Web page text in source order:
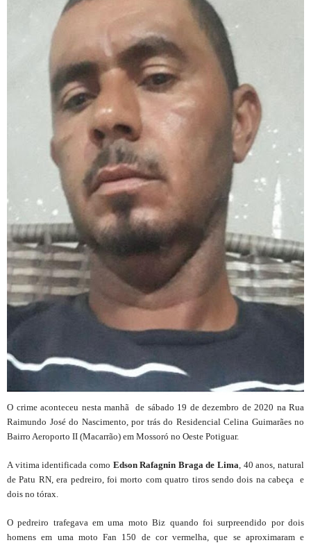
O crime aconteceu nesta manhã de sábado 19 de dezembro de 2020 na Rua
Raimundo José do Nascimento, por trás do Residencial Celina Guimarães no
Bairro Aeroporto II (Macarrão) em Mossoró no Oeste Potiguar.
A vitima identificada como Edson Rafagnin Braga de Lima , 40 anos, natural
de Patu RN, era pedreiro, foi morto com quatro tiros sendo dois na cabeça e
dois no tórax.
O pedreiro trafegava em uma moto Biz quando foi surpreendido por dois
homens em uma moto Fan 150 de cor vermelha, que se aproximaram e